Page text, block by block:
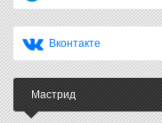
Вконтакте
Мастрид